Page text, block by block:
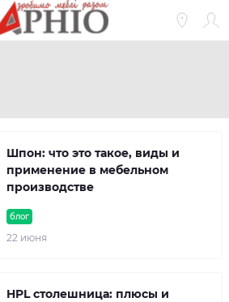
блог
22 июня
Шпон: что это такое, виды и
применение в мебельном
производстве
HPL столешница: плюсы и